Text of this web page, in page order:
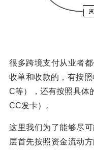
很多跨境支付从业者
收单和收款的，有按
C等），还有按照具体
CC发卡）。
这里我们为了能够尽
层首先按照资金流动